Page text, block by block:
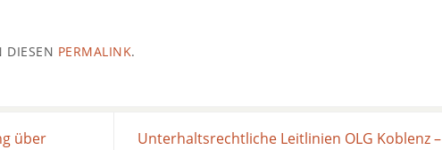
DIESEN PERMALINK.
über
Unterhaltsrechtliche Leitlinien OLG Koblenz –